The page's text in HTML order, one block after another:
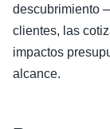
descubrimiento
clientes, las
impactos
alcance.